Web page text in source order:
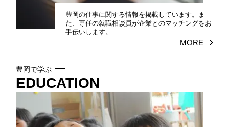
豊岡の仕事に関する情報を掲載しています。ま
た、専任の就職相談員が企業とのマッチングをお
手伝いします。
MORE
豊岡で学ぶ
EDUCATION